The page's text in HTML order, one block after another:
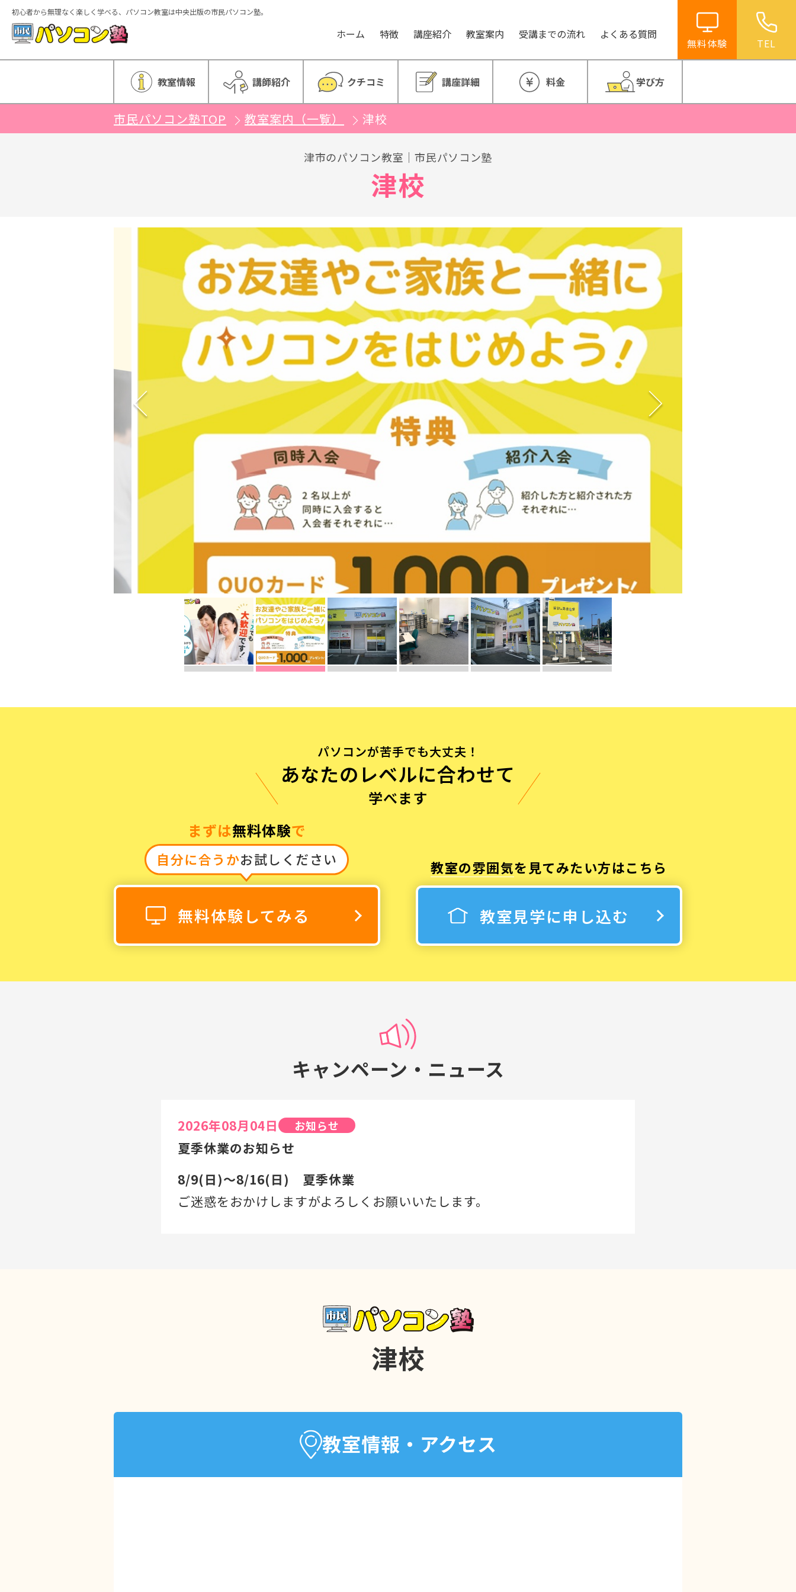
初心者から無理なく楽しく学べる、パソコン教室は中央出版の市民パソコン塾。
ホーム 特徴 講座紹介 教室案内 受講までの流れ よくある質問
無料体験 TEL
ホーム
講座紹介
教室案内
受講までの流れ
よくある質問
無料体験に申し込む
0120-868-003
受付時間／9:00〜18:00 土日祝休み
教室情報 講師紹介 クチコミ 講座詳細 料金 学び方
市民パソコン塾TOP 教室案内（一覧） 津校
津市のパソコン教室｜市民パソコン塾
津校
パソコンが苦手でも大丈夫！
あなたのレベルに合わせて
学べます
まずは無料体験で
自分に合うかお試しください
無料体験してみる
教室の雰囲気を見てみたい方はこちら
教室見学に申し込む
キャンペーン・ニュース
2026年08月04日 お知らせ
夏季休業のお知らせ
8/9(日)〜8/16(日) 夏季休業
ご迷惑をおかけしますがよろしくお願いいたします。
津校
教室情報・アクセス